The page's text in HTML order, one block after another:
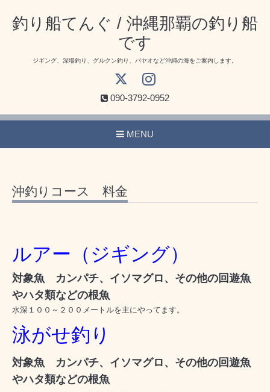
釣り船てんぐ / 沖縄那覇の釣り船
です
ジギング、深場釣り、グルクン釣り、パヤオなど沖縄の海をご案内します。
090-3792-0952
MENU
沖釣りコース 料金
ルアー（ジギング）
対象魚 カンパチ、イソマグロ、その他の回遊魚
やハタ類などの根魚
水深１００～２００メートルを主にやってます。
泳がせ釣り
対象魚 カンパチ、イソマグロ、その他の回遊魚
やハタ類などの根魚